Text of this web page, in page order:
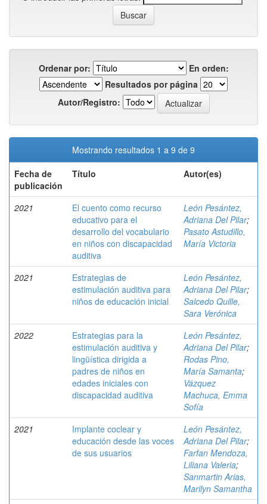
Ordenar por:
En orden:
Resultados por página
Autor/Registro:
Mostrando resultados 1 a 9 de 9
Fecha de
publicación
Título Autor(es)
2021
El cuento como recurso
educativo para el
desarrollo del vocabulario
en niños con discapacidad
auditiva
León Pesántez,
Adriana Del Pilar;
Pasato Astudillo,
María Victoria
2021
Estrategias de
estimulación auditiva para
niños de educación inicial
León Pesántez,
Adriana Del Pilar;
Salcedo Quille,
Sara Verónica
2022
Estrategias para la
estimulación auditiva y
lingüística dirigida a
padres de niños en
edades iniciales con
discapacidad auditiva
León Pesántez,
Adriana Del Pilar;
Rodas Pino,
María Samanta;
Vázquez
Machuca, Emma
Sofía
2021
Implante coclear y
educación desde las voces
de sus usuarios
León Pesántez,
Adriana Del Pilar;
Farfan Mendoza,
Liliana Valeria;
Sanmartin Arias,
Marilyn Samantha